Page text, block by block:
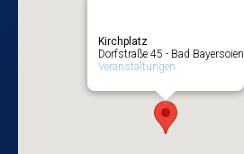
Kirchplatz
Dorfstraße 45 - Bad Bayersoien
Veranstaltungen